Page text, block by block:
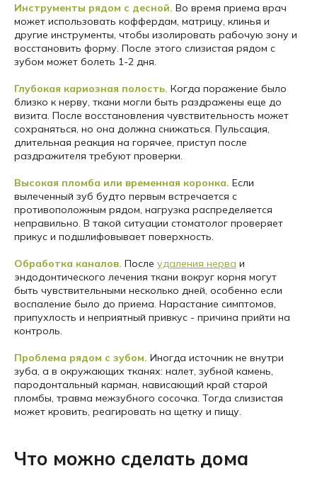
Инструменты рядом с десной. Во время приема врач
может использовать коффердам, матрицу, клинья и
другие инструменты, чтобы изолировать рабочую зону и
восстановить форму. После этого слизистая рядом с
зубом может болеть 1-2 дня.
Глубокая кариозная полость. Когда поражение было
близко к нерву, ткани могли быть раздражены еще до
визита. После восстановления чувствительность может
сохраняться, но она должна снижаться. Пульсация,
длительная реакция на горячее, приступ после
раздражителя требуют проверки.
Высокая пломба или временная коронка. Если
вылеченный зуб будто первым встречается с
противоположным рядом, нагрузка распределяется
неправильно. В такой ситуации стоматолог проверяет
прикус и подшлифовывает поверхность.
Обработка каналов. После удаления нерва и
эндодонтического лечения ткани вокруг корня могут
быть чувствительными несколько дней, особенно если
воспаление было до приема. Нарастание симптомов,
припухлость и неприятный привкус - причина прийти на
контроль.
Проблема рядом с зубом. Иногда источник не внутри
зуба, а в окружающих тканях: налет, зубной камень,
пародонтальный карман, нависающий край старой
пломбы, травма межзубного сосочка. Тогда слизистая
может кровить, реагировать на щетку и пищу.
Что можно сделать дома